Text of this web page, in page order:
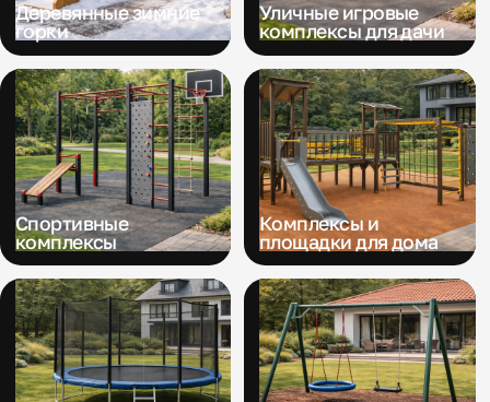
Деревянные зимние
горки
Уличные игровые
комплексы для дачи
Спортивные
комплексы
Комплексы и
площадки для дома